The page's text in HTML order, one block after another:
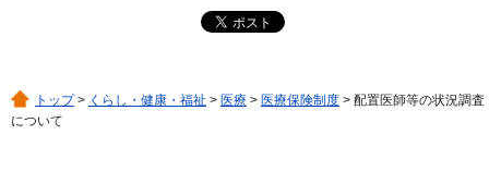
トップ> くらし・健康・福祉 > 医療 > 医療保険制度 > 配置医師等の状況調査
について